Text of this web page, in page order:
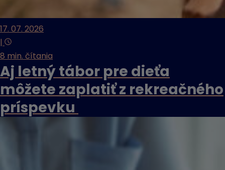
17. 07. 2026
|
8 min. čítania
Aj letný tábor pre dieťa
môžete zaplatiť z rekreačného
príspevku